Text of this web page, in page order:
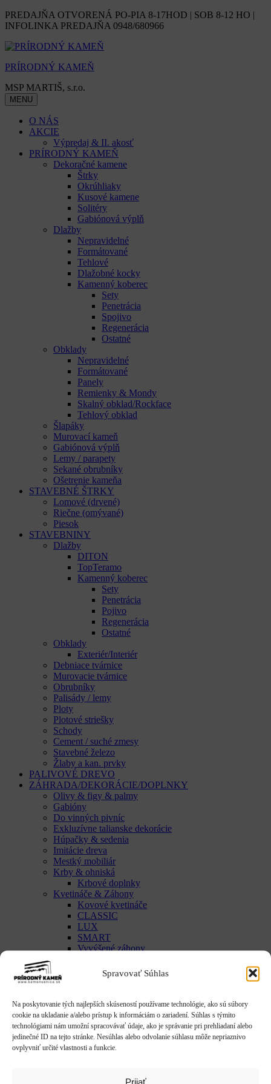
Spravovať Súhlas
Na poskytovanie tých najlepších skúseností používame technológie, ako sú súbory
cookie na ukladanie a/alebo prístup k informáciám o zariadení. Súhlas s týmito
technológiami nám umožní spracovávať údaje, ako je správanie pri prehliadaní alebo
jedinečné ID na tejto stránke. Nesúhlas alebo odvolanie súhlasu môže nepriaznivo
ovplyvniť určité vlastnosti a funkcie.
Prijať
Skip
to
PREDAJŇA OTVORENÁ PO-PIA 8-17HOD | SOB 8-12 HO |
INFOLINKA PREDAJŇA 0948/680966
PRÍRODNÝ KAMEŇ
MSP MARTIŠ, s.r.o.
MENU
O NÁS
AKCIE
Výpredaj & II. akosť
PRÍRODNÝ KAMEŇ
Dekoračné kamene
Štrky
Okrúhliaky
Kusové kamene
Solitéry
Gabiónová výplň
Dlažby
Nepravidelné
Formátované
Tehlové
Dlažobné kocky
Kamenný koberec
Sety
Penetrácia
Spojivo
Regenerácia
Ostatné
Obklady
Nepravidelné
Formátované
Panely
Remienky & Mondy
Skalný obklad/Rockface
Tehlový obklad
Šlapáky
Murovací kameň
Gabiónová výplň
Lemy / parapety
Sekané obrubníky
Ošetrenie kameňa
STAVEBNÉ ŠTRKY
Lomové (drvené)
Riečne (omývané)
Piesok
STAVEBNINY
Dlažby
DITON
TopTeramo
Kamenný koberec
Sety
Penetrácia
Pojivo
Regenerácia
Ostatné
Obklady
Exteriér/Interiér
Debniace tvárnice
Murovacie tvárnice
Obrubníky
Palisády / lemy
Ploty
Plotové striešky
Schody
Cement / suché zmesy
Stavebné železo
Žlaby a kan. prvky
PALIVOVÉ DREVO
ZÁHRADA/DEKORÁCIE/DOPLNKY
Olivy & figy & palmy
Gabióny
Do vinných pivníc
Exkluzívne talianske dekorácie
Húpačky & sedenia
Imitácie dreva
Mestký mobiliár
Krby & ohniská
Krbové doplnky
Kvetináče & Záhony
Kovové kvetináče
CLASSIC
LUX
SMART
Vyvýšené záhony
Rôzne
Anjeli & Sv. sochy
Betlehem
Japonsko
Rôzne
Umenie
Tienidlá & Svietidlá